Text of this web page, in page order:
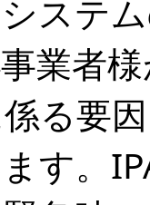
ステ
業者
る要
す。